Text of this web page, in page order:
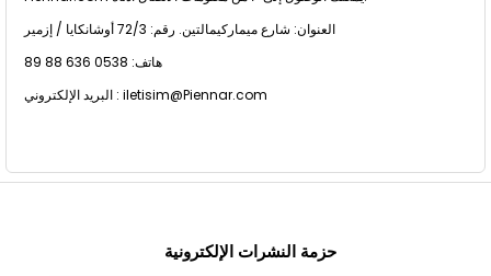
العنوان: شارع ميماركيمالتين. رقم: 72/3 أوشانكايا / إزمير
هاتف: 0538 636 88 89
البريد الإلكتروني : iletisim@Piennar.com
حزمة النشرات الإلكترونية